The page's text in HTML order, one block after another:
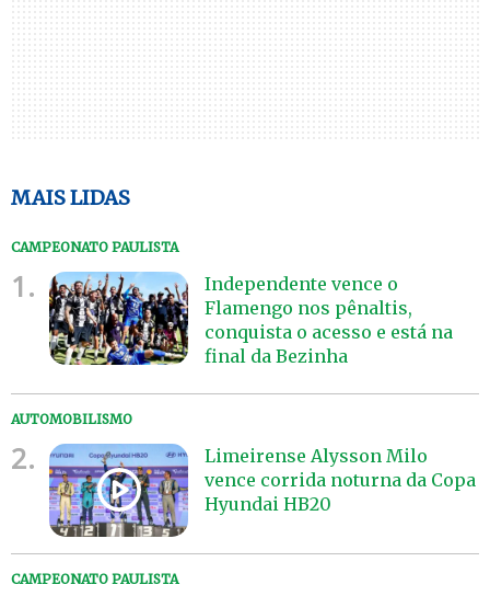
MAIS LIDAS
CAMPEONATO PAULISTA
1.
Independente vence o
Flamengo nos pênaltis,
conquista o acesso e está na
final da Bezinha
AUTOMOBILISMO
2.
Limeirense Alysson Milo
vence corrida noturna da Copa
Hyundai HB20
CAMPEONATO PAULISTA